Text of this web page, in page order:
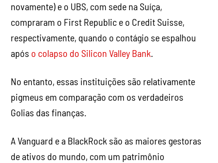
novamente) e o UBS, com sede na Suíça,
compraram o First Republic e o Credit Suisse,
respectivamente, quando o contágio se espalhou
após o colapso do Silicon Valley Bank.
No entanto, essas instituições são relativamente
pigmeus em comparação com os verdadeiros
Golias das finanças.
A Vanguard e a BlackRock são as maiores gestoras
de ativos do mundo, com um patrimônio